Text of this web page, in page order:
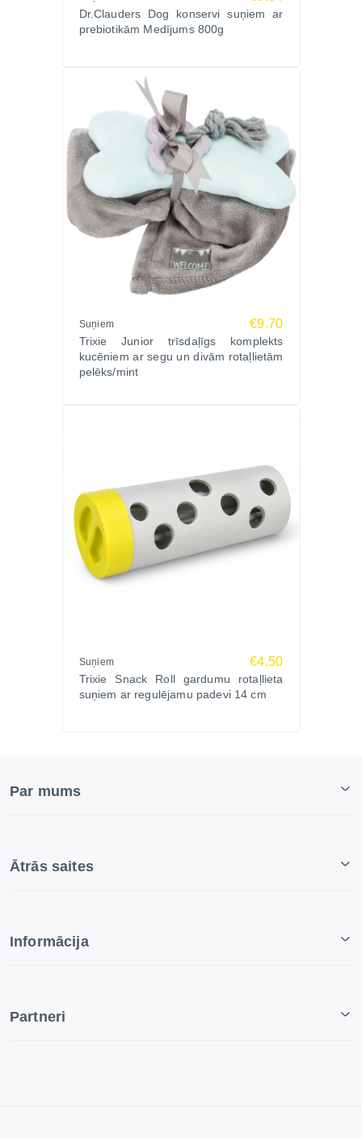
Dr.Clauders Dog konservi suņiem ar
prebiotikām Medījums 800g
Suņiem €9.70
Trixie Junior trīsdaļīgs komplekts
kucēniem ar segu un divām rotaļlietām
pelēks/mint
Suņiem €4.50
Trixie Snack Roll gardumu rotaļlieta
suņiem ar regulējamu padevi 14 cm
Par mums
Ātrās saites
Informācija
Partneri